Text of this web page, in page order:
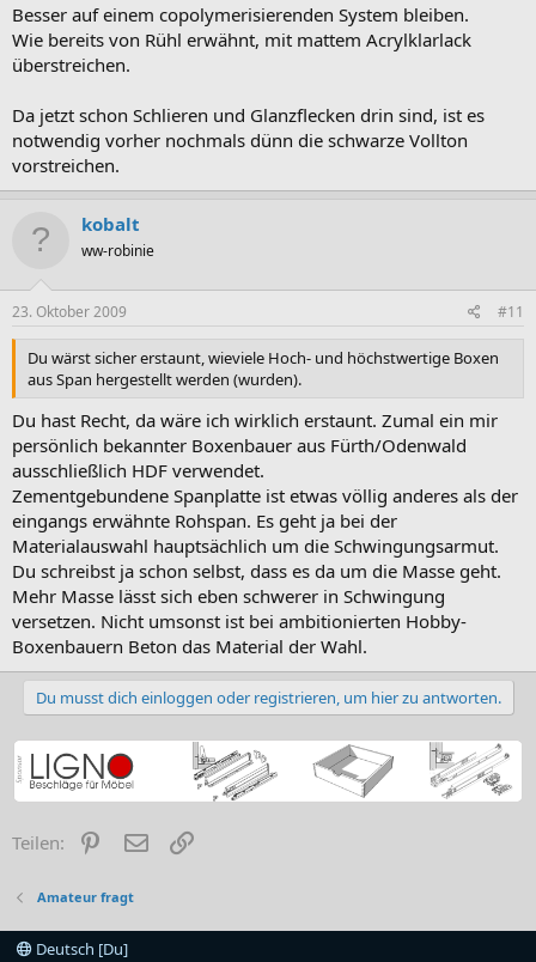
Besser auf einem copolymerisierenden System bleiben.
Wie bereits von Rühl erwähnt, mit mattem Acrylklarlack
überstreichen.
Da jetzt schon Schlieren und Glanzflecken drin sind, ist es
notwendig vorher nochmals dünn die schwarze Vollton
vorstreichen.
kobalt
ww-robinie
23. Oktober 2009 #11
Du wärst sicher erstaunt, wieviele Hoch- und höchstwertige Boxen
aus Span hergestellt werden (wurden).
Du hast Recht, da wäre ich wirklich erstaunt. Zumal ein mir
persönlich bekannter Boxenbauer aus Fürth/Odenwald
ausschließlich HDF verwendet.
Zementgebundene Spanplatte ist etwas völlig anderes als der
eingangs erwähnte Rohspan. Es geht ja bei der
Materialauswahl hauptsächlich um die Schwingungsarmut.
Du schreibst ja schon selbst, dass es da um die Masse geht.
Mehr Masse lässt sich eben schwerer in Schwingung
versetzen. Nicht umsonst ist bei ambitionierten Hobby-
Boxenbauern Beton das Material der Wahl.
Du musst dich einloggen oder registrieren, um hier zu antworten.
Teilen: PinterestE-Mail
Amateur fragt
Deutsch [Du]